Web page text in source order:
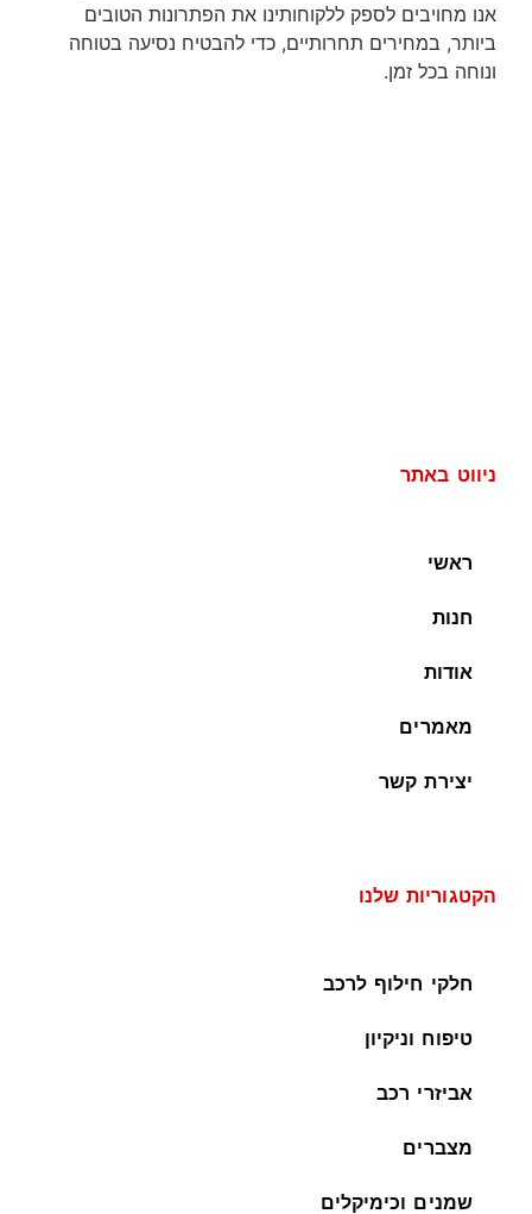
אנו מחויבים לספק ללקוחותינו את הפתרונות הטובים
ביותר, במחירים תחרותיים, כדי להבטיח נסיעה בטוחה
ונוחה בכל זמן.
ניווט באתר
ראשי
חנות
אודות
מאמרים
יצירת קשר
הקטגוריות שלנו
חלקי חילוף לרכב
טיפוח וניקיון
אביזרי רכב
מצברים
שמנים וכימיקלים